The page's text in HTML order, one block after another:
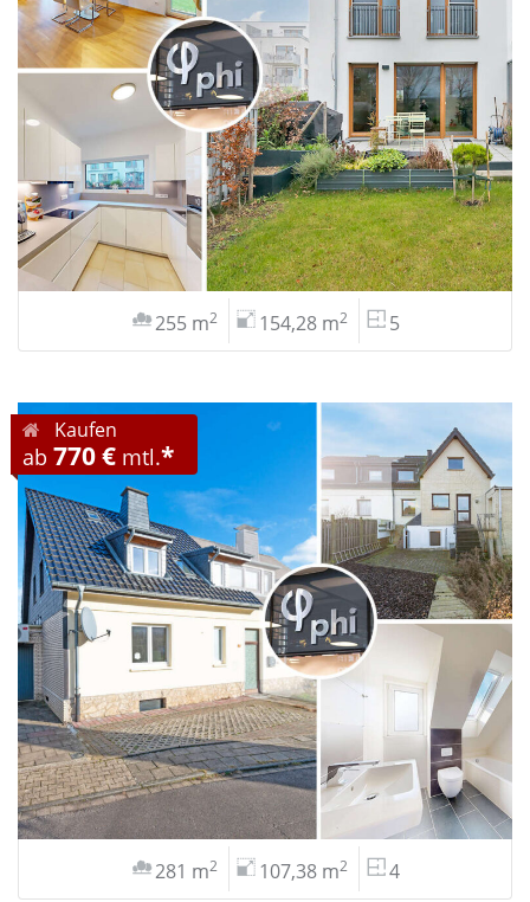
255 m2 154,28 m2 5
Kaufen
ab 770 € mtl.*
281 m2 107,38 m2 4